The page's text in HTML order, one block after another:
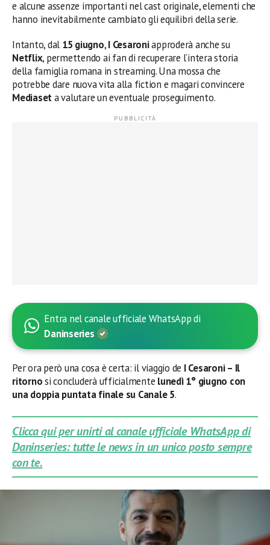
e alcune assenze importanti nel cast originale, elementi che
hanno inevitabilmente cambiato gli equilibri della serie.
Intanto, dal 15 giugno,I Cesaroniapproderà anche su
Netflix, permettendo ai fan di recuperare l’intera storia
della famiglia romana in streaming. Una mossa che
potrebbe dare nuova vita alla fiction e magari convincere
Mediaseta valutare un eventuale proseguimento.
Entra nel canale ufficiale WhatsApp di
Daninseries
Per ora però una cosa è certa: il viaggio de I Cesaroni – Il
ritornosi concluderà ufficialmente lunedì 1° giugno con
una doppia puntata finale su Canale 5.
Clicca qui per unirti al canale ufficiale WhatsApp di
Daninseries: tutte le news in un unico posto sempre
con te.